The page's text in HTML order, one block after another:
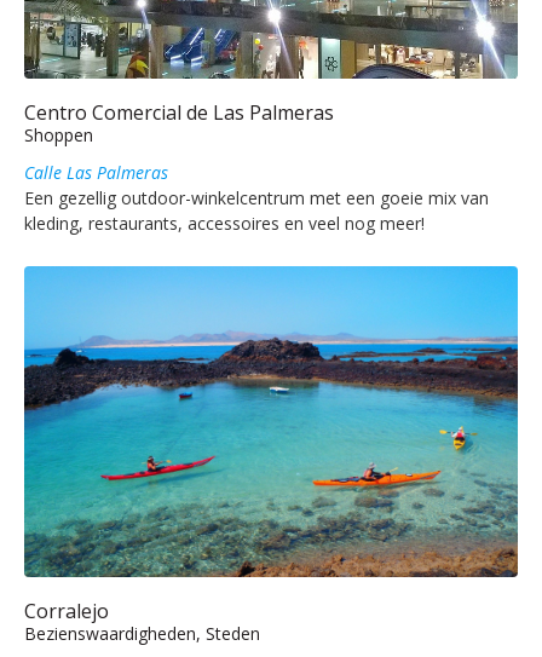
Centro Comercial de Las Palmeras
Shoppen
Calle Las Palmeras
Een gezellig outdoor-winkelcentrum met een goeie mix van
kleding, restaurants, accessoires en veel nog meer!
Corralejo
Bezienswaardigheden, Steden